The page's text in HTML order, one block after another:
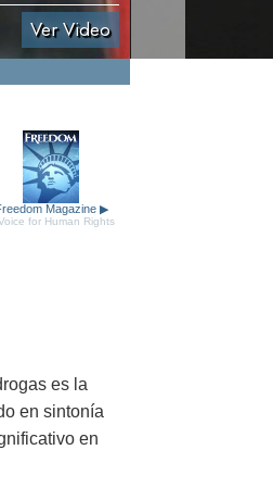
Ver Video
Magazine ▶
for Human Rights
es la
en sintonía
en